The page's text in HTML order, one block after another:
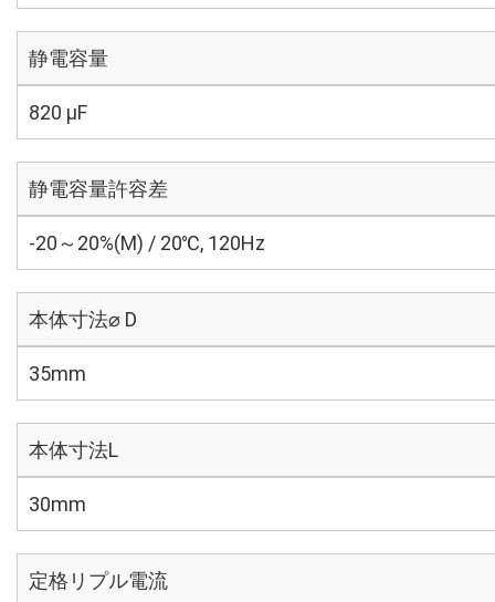
静電容量
820 µF
静電容量許容差
-20～20%(M) / 20℃, 120Hz
本体寸法⌀ D
35mm
本体寸法L
30mm
定格リプル電流